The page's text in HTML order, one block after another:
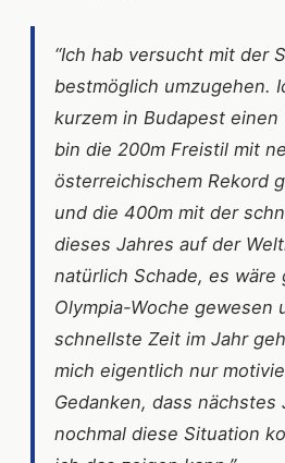
“Ich hab versucht mit der
bestmöglich umzugehen.
kurzem in Budapest
bin die 200m Freistil mit
österreichischem Rekord
und die 400m mit der
dieses Jahres auf der
natürlich Schade, es wäre
Olympia-Woche gewesen
schnellste Zeit im Jahr
mich eigentlich nur
Gedanken, dass nächstes
nochmal diese Situation